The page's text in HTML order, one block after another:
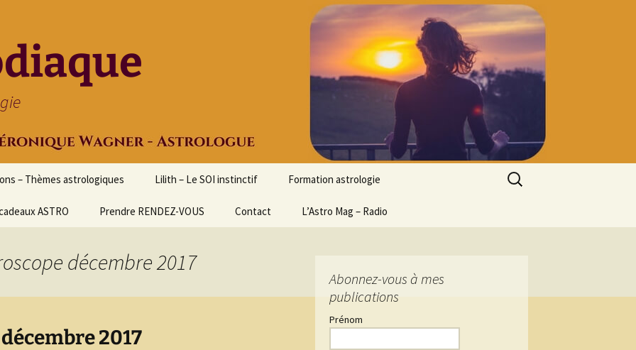
– Thèmes astrologiques Lilith – Le SOI instinctif Formation astrologie
Initiation à l’ASTROLOGIE
Stage découverte
Formation en ligne
Astrologie
ASTRO Prendre RENDEZ-VOUS Contact L’Astro Mag – Radio
Rechercher :
décembre 2017
2017
Abonnez-vous à mes
publications
Prénom